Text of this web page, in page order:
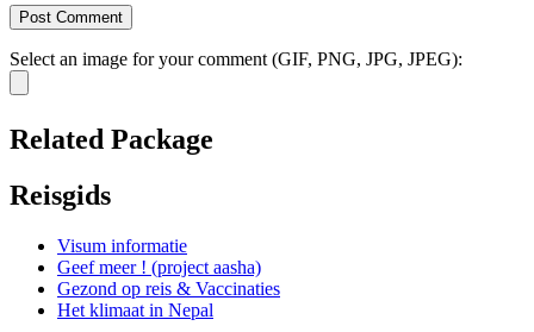
Select an image for your comment (GIF, PNG, JPG, JPEG):
Related Package
Reisgids
Visum informatie
Geef meer ! (project aasha)
Gezond op reis & Vaccinaties
Het klimaat in Nepal